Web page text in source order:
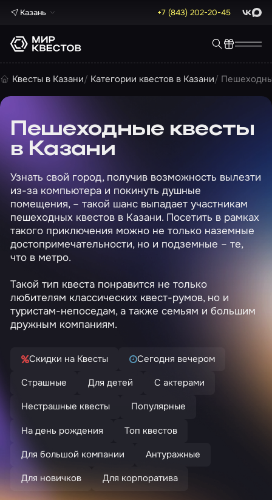
Казань +7 (843) 202-20-45 Max
Квесты в Казани Категории квестов в Казани
Пешеходные квесты
в Казани
Узнать свой город, получив возможность вылезти
из-за компьютера и покинуть душные
помещения, – такой шанс выпадает участникам
пешеходных квестов в Казани. Посетить в рамках
такого приключения можно не только наземные
достопримечательности, но и подземные – те,
что в метро.
Такой тип квеста понравится не только
любителям классических квест-румов, но и
туристам-непоседам, а также семьям и большим
дружным компаниям.
Скидки на Квесты
Сегодня вечером
Страшные
Для детей
С актерами
Нестрашные квесты
Популярные
На день рождения
Топ квестов
Для большой компании
Антуражные
Для новичков
Для корпоратива